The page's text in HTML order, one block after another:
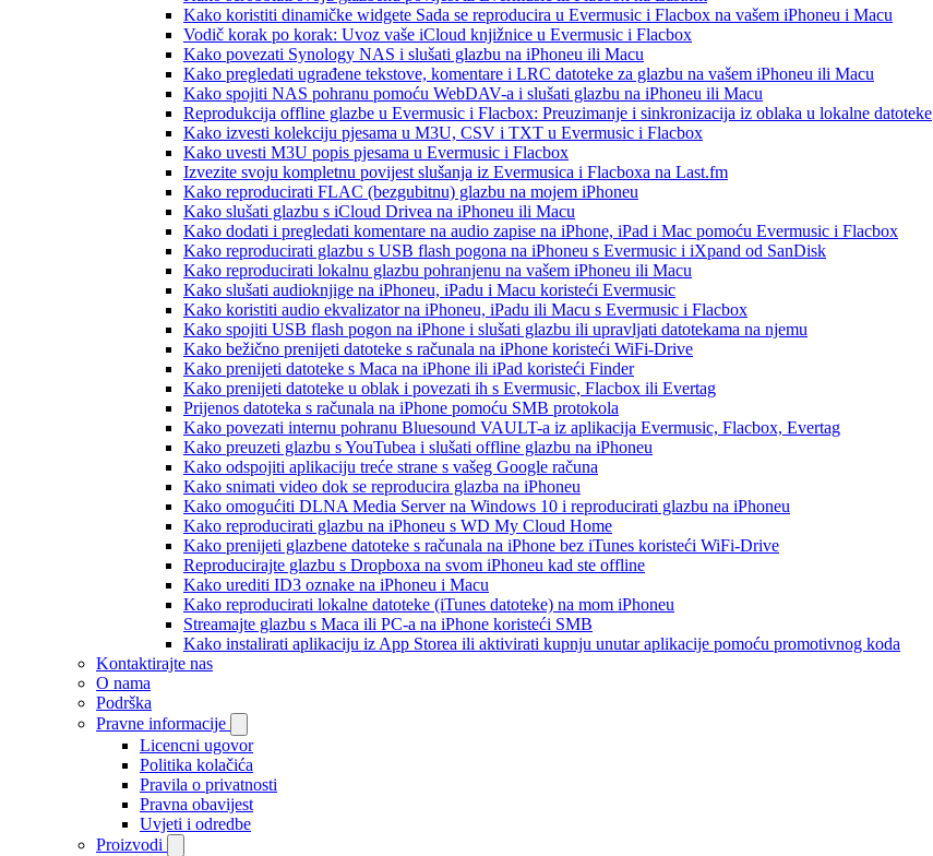
Kako koristiti dinamičke widgete Sada se reproducira u Evermusic i Flacbox na vašem iPhoneu i Macu
Vodič korak po korak: Uvoz vaše iCloud knjižnice u Evermusic i Flacbox
Kako povezati Synology NAS i slušati glazbu na iPhoneu ili Macu
Kako pregledati ugrađene tekstove, komentare i LRC datoteke za glazbu na vašem iPhoneu ili Macu
Kako spojiti NAS pohranu pomoću WebDAV-a i slušati glazbu na iPhoneu ili Macu
Reprodukcija offline glazbe u Evermusic i Flacbox: Preuzimanje i sinkronizacija iz oblaka u lokalne datoteke
Kako izvesti kolekciju pjesama u M3U, CSV i TXT u Evermusic i Flacbox
Kako uvesti M3U popis pjesama u Evermusic i Flacbox
Izvezite svoju kompletnu povijest slušanja iz Evermusica i Flacboxa na Last.fm
Kako reproducirati FLAC (bezgubitnu) glazbu na mojem iPhoneu
Kako slušati glazbu s iCloud Drivea na iPhoneu ili Macu
Kako dodati i pregledati komentare na audio zapise na iPhone, iPad i Mac pomoću Evermusic i Flacbox
Kako reproducirati glazbu s USB flash pogona na iPhoneu s Evermusic i iXpand od SanDisk
Kako reproducirati lokalnu glazbu pohranjenu na vašem iPhoneu ili Macu
Kako slušati audioknjige na iPhoneu, iPadu i Macu koristeći Evermusic
Kako koristiti audio ekvalizator na iPhoneu, iPadu ili Macu s Evermusic i Flacbox
Kako spojiti USB flash pogon na iPhone i slušati glazbu ili upravljati datotekama na njemu
Kako bežično prenijeti datoteke s računala na iPhone koristeći WiFi-Drive
Kako prenijeti datoteke s Maca na iPhone ili iPad koristeći Finder
Kako prenijeti datoteke u oblak i povezati ih s Evermusic, Flacbox ili Evertag
Prijenos datoteka s računala na iPhone pomoću SMB protokola
Kako povezati internu pohranu Bluesound VAULT-a iz aplikacija Evermusic, Flacbox, Evertag
Kako preuzeti glazbu s YouTubea i slušati offline glazbu na iPhoneu
Kako odspojiti aplikaciju treće strane s vašeg Google računa
Kako snimati video dok se reproducira glazba na iPhoneu
Kako omogućiti DLNA Media Server na Windows 10 i reproducirati glazbu na iPhoneu
Kako reproducirati glazbu na iPhoneu s WD My Cloud Home
Kako prenijeti glazbene datoteke s računala na iPhone bez iTunes koristeći WiFi-Drive
Reproducirajte glazbu s Dropboxa na svom iPhoneu kad ste offline
Kako urediti ID3 oznake na iPhoneu i Macu
Kako reproducirati lokalne datoteke (iTunes datoteke) na mom iPhoneu
Streamajte glazbu s Maca ili PC-a na iPhone koristeći SMB
Kako instalirati aplikaciju iz App Storea ili aktivirati kupnju unutar aplikacije pomoću promotivnog koda
Kontaktirajte nas
O nama
Podrška
Pravne informacije
Licencni ugovor
Politika kolačića
Pravila o privatnosti
Pravna obavijest
Uvjeti i odredbe
Proizvodi